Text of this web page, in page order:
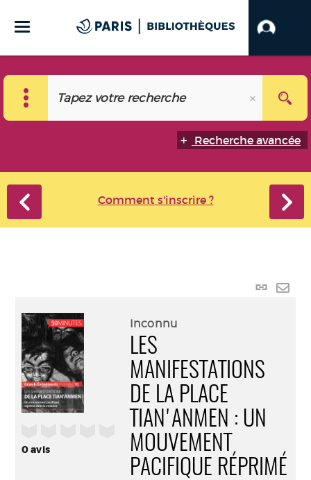
Recherche avancée
Comment s'inscrire ?
Lien
0avis
Inconnu
LES
MANIFESTATIONS
DE LA PLACE
TIAN'ANMEN : UN
MOUVEMENT
PACIFIQUE RÉPRIMÉ